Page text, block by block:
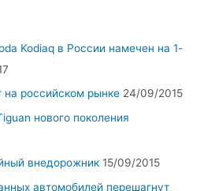
Kodiaq в России намечен на 1-
на российском рынке 24/09/2015
нового поколения
внедорожник 15/09/2015
автомобилей перешагнут